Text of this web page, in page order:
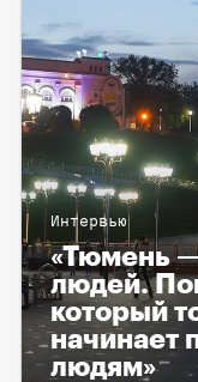
Интервью
«Тюмень —
людей.
который
начинает
людям»